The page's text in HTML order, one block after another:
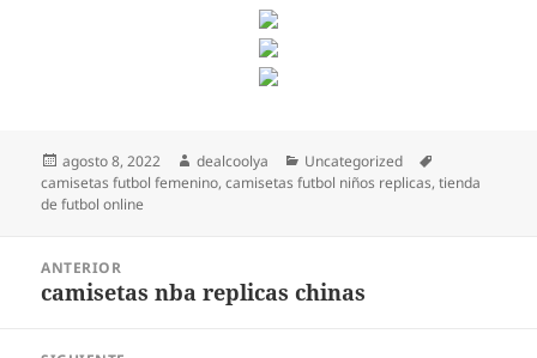
Publicado
el
agosto 8, 2022 Autor
dealcoolya Categorías
Uncategorized
camisetas futbol femenino,camisetas futbol niños replicas,tienda
de futbol online
entradas
ANTERIOR
Entrada
camisetas nba replicas chinas